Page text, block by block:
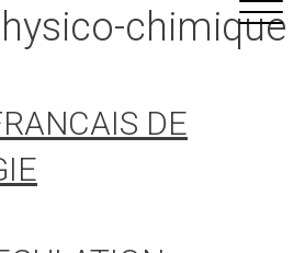
chimique
DE
cookies